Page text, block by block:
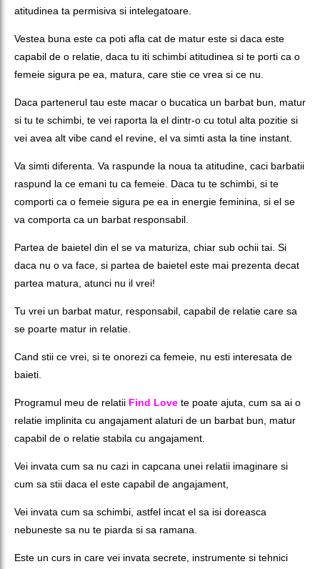
atitudinea ta permisiva si intelegatoare.
Vestea buna este ca poti afla cat de matur este si daca este
capabil de o relatie, daca tu iti schimbi atitudinea si te porti ca o
femeie sigura pe ea, matura, care stie ce vrea si ce nu.
Daca partenerul tau este macar o bucatica un barbat bun, matur
si tu te schimbi, te vei raporta la el dintr-o cu totul alta pozitie si
vei avea alt vibe cand el revine, el va simti asta la tine instant.
Va simti diferenta. Va raspunde la noua ta atitudine, caci barbatii
raspund la ce emani tu ca femeie. Daca tu te schimbi, si te
comporti ca o femeie sigura pe ea in energie feminina, si el se
va comporta ca un barbat responsabil.
Partea de baietel din el se va maturiza, chiar sub ochii tai. Si
daca nu o va face, si partea de baietel este mai prezenta decat
partea matura, atunci nu il vrei!
Tu vrei un barbat matur, responsabil, capabil de relatie care sa
se poarte matur in relatie.
Cand stii ce vrei, si te onorezi ca femeie, nu esti interesata de
baieti.
Programul meu de relatii Find Love te poate ajuta, cum sa ai o
relatie implinita cu angajament alaturi de un barbat bun, matur
capabil de o relatie stabila cu angajament.
Vei invata cum sa nu cazi in capcana unei relatii imaginare si
cum sa stii daca el este capabil de angajament,
Vei invata cum sa schimbi, astfel incat el sa isi doreasca
nebuneste sa nu te piarda si sa ramana.
Este un curs in care vei invata secrete, instrumente si tehnici